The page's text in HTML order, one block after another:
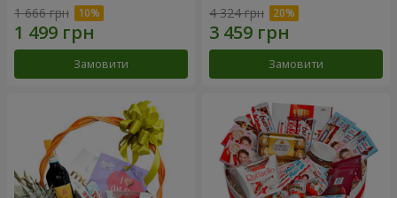
1 666 грн
Замовити
4 324 грн
Замовити